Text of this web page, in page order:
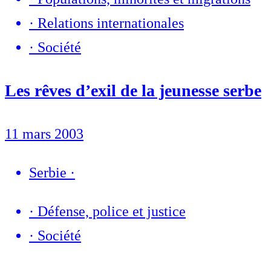
· Relations internationales
· Société
Les rêves d’exil de la jeunesse serbe
11 mars 2003
Serbie ·
· Défense, police et justice
· Société